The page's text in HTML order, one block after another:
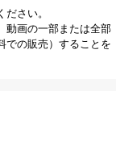
さい。
動画の一部または全部
での販売）することを